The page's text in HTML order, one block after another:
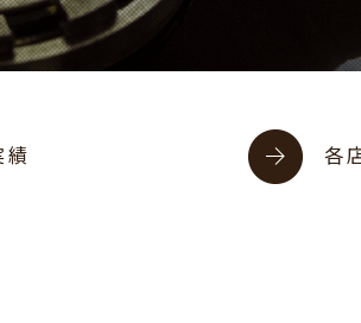
績 各